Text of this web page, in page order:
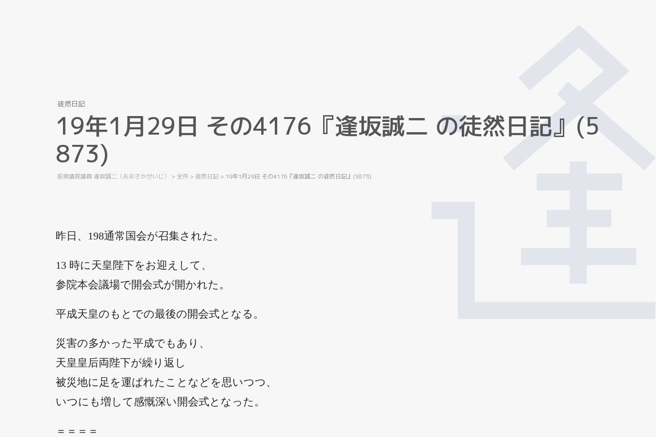
徒然日記
19年1月29日 その41 76 『逢坂誠二 の徒然日記』 (5
873)
前衆議院議員 逢坂誠二（おおさかせいじ） > 全件 > 徒然日記 > 19年1月29日 その4176『逢坂誠二 の徒然日記』(5873)
昨日、198通常国会が召集された。
13 時に天皇陛下をお迎えして、
参院本会議場で開会式が開かれた。
平成天皇のもとでの最後の開会式となる。
災害の多かった平成でもあり、
天皇皇后両陛下が繰り返し
被災地に足を運ばれたことなどを思いつつ、
いつにも増して感慨深い開会式となった。
＝＝＝＝